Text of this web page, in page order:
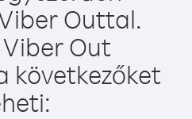
Outtal.
Out
következőket